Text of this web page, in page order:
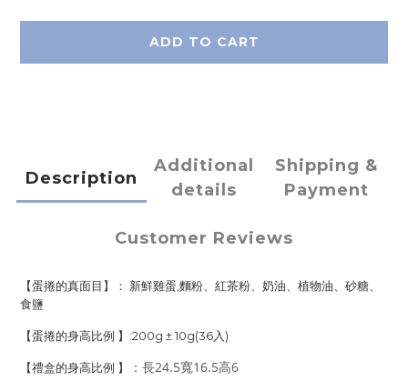
ADD TO CART
Description
Additional
details
Shipping &
Payment
Customer Reviews
【蛋捲的真面目】： 新鮮雞蛋,麵粉、紅茶粉、奶油、植物油、砂糖、
食鹽
【蛋捲的身高比例 】:200g ± 10g(36入)
【禮盒的身高比例 】 ：長24.5寬16.5高6